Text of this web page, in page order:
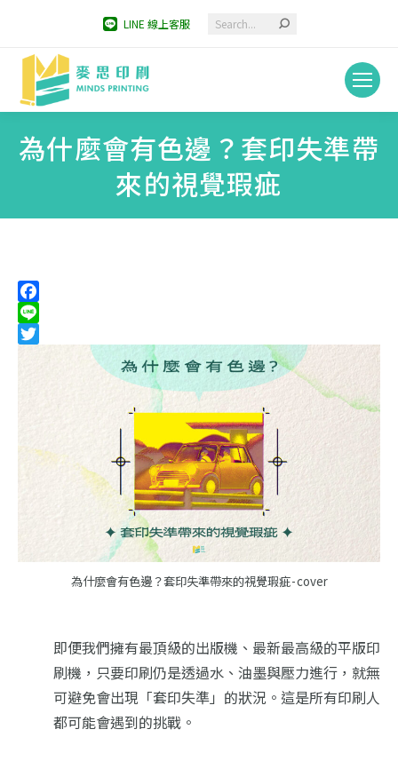
LINE 線上客服 Search:
為什麼會有色邊？套印失準帶
來的視覺瑕疵
Facebook
Line
為什麼會有色邊？套印失準帶來的視覺瑕疵 - cover
即便我們擁有最頂級的出版機、最新最高級的平版印
刷機，只要印刷仍是透過水、油墨與壓力進行，就無
可避免會出現「套印失準」的狀況。這是所有印刷人
都可能會遇到的挑戰。